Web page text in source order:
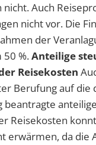
Auch
nicht vor. Die
der
50 %.Anteilige
Reisekosten
Berufung auf die
beantragte
Reisekosten
erwärmen, da die